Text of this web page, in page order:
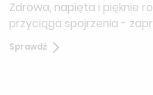
Zdrowa, napięta i pięknie
przyciąga spojrzenia -
Anclara. Podaruj sobie
spektakularne efekty
Sprawdź